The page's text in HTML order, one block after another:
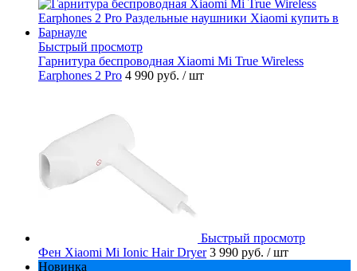
Быстрый просмотр
Гарнитура беспроводная Xiaomi Mi True Wireless
Earphones 2 Pro 4 990 руб. / шт
Быстрый просмотр
Фен Xiaomi Mi Ionic Hair Dryer 3 990 руб. / шт
Новинка